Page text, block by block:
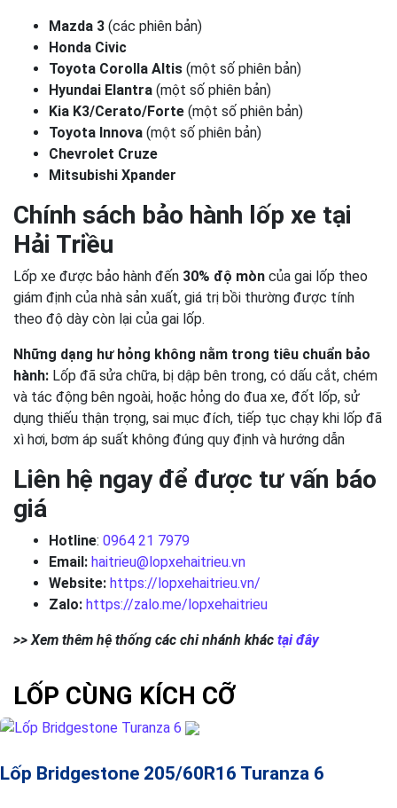
Mazda 3 (các phiên bản)
Honda Civic
Toyota Corolla Altis (một số phiên bản)
Hyundai Elantra (một số phiên bản)
Kia K3/Cerato/Forte (một số phiên bản)
Toyota Innova (một số phiên bản)
Chevrolet Cruze
Mitsubishi Xpander
Chính sách bảo hành lốp xe tại
Hải Triều
Lốp xe được bảo hành đến 30% độ mòn của gai lốp theo
giám định của nhà sản xuất, giá trị bồi thường được tính
theo độ dày còn lại của gai lốp.
Những dạng hư hỏng không nằm trong tiêu chuẩn bảo
hành: Lốp đã sửa chữa, bị dập bên trong, có dấu cắt, chém
và tác động bên ngoài, hoặc hỏng do đua xe, đốt lốp, sử
dụng thiếu thận trọng, sai mục đích, tiếp tục chạy khi lốp đã
xì hơi, bơm áp suất không đúng quy định và hướng dẫn
Liên hệ ngay để được tư vấn báo
giá
Hotline: 0964 21 7979
Email: haitrieu@lopxehaitrieu.vn
Website: https://lopxehaitrieu.vn/
Zalo: https://zalo.me/lopxehaitrieu
>> Xem thêm hệ thống các chi nhánh khác tại đây
LỐP CÙNG KÍCH CỠ
Lốp Bridgestone 205/60R16 Turanza 6